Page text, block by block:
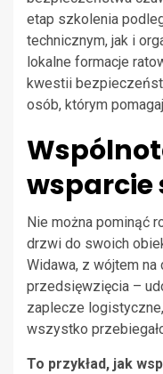
etap szkolenia
technicznym, jak i
lokalne formacje
kwestii
osób, którym
wsparcie
Nie można pominąć
drzwi do swoich
Widawa, z wójtem na
przedsięwzięcia –
zaplecze logistyczne,
wszystko
To przykład, jak